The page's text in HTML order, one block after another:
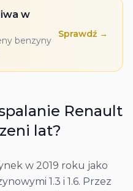
w
benzyny
Sprawdź →
Renault
lat?
w 2019 roku jako
1.3 i 1.6. Przez